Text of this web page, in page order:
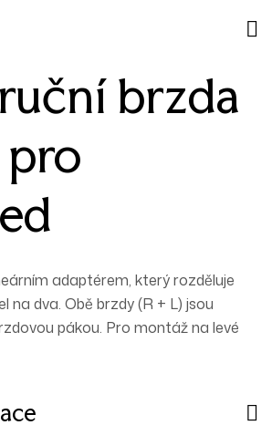
brzda
pro
adaptérem, který rozděluje
na dva. Obě brzdy (R + L) jsou
pákou. Pro montáž na levé